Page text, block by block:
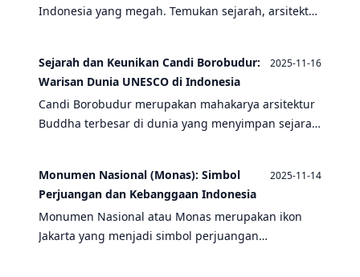
Indonesia yang megah. Temukan sejarah, arsitektur
Sejarah dan Keunikan Candi Borobudur:
Warisan Dunia UNESCO di Indonesia
2025-11-16
Candi Borobudur merupakan mahakarya arsitektur
Buddha terbesar di dunia yang menyimpan sejarah
kejayaan Kerajaan Syailendra dan warisan budaya
yang tak ternilai harganya.
Monumen Nasional (Monas): Simbol
Perjuangan dan Kebanggaan Indonesia
2025-11-14
Monumen Nasional atau Monas merupakan ikon
Jakarta yang menjadi simbol perjuangan